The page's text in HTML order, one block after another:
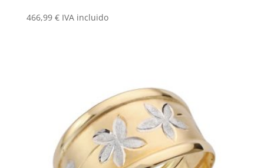
466,99 € IVA incluido